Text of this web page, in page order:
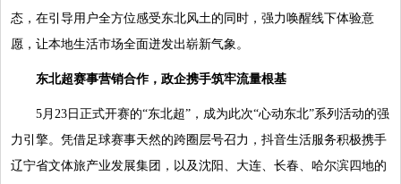
态，在引导用户全方位感受东北风土的同时，强力唤醒线下体验意
愿，让本地生活市场全面迸发出崭新气象。
东北超赛事营销合作，政企携手筑牢流量根基
5月23日正式开赛的“东北超”，成为此次“心动东北”系列活动的强
力引擎。凭借足球赛事天然的跨圈层号召力，抖音生活服务积极携手
辽宁省文体旅产业发展集团，以及沈阳、大连、长春、哈尔滨四地的